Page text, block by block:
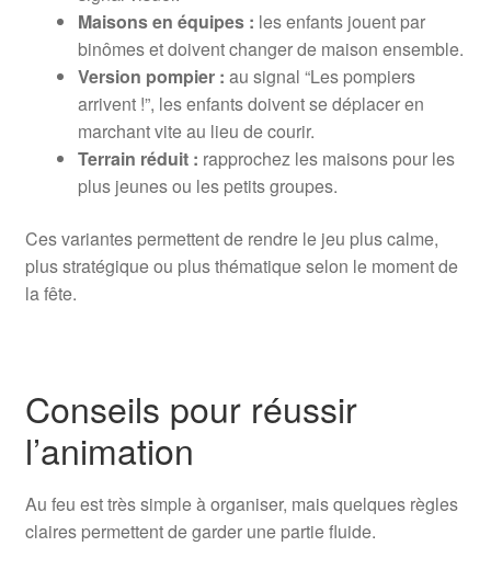
Maisons en équipes : les enfants jouent par
binômes et doivent changer de maison ensemble.
Version pompier : au signal “Les pompiers
arrivent !”, les enfants doivent se déplacer en
marchant vite au lieu de courir.
Terrain réduit : rapprochez les maisons pour les
plus jeunes ou les petits groupes.
Ces variantes permettent de rendre le jeu plus calme,
plus stratégique ou plus thématique selon le moment de
la fête.
Conseils pour réussir
l’animation
Au feu est très simple à organiser, mais quelques règles
claires permettent de garder une partie fluide.